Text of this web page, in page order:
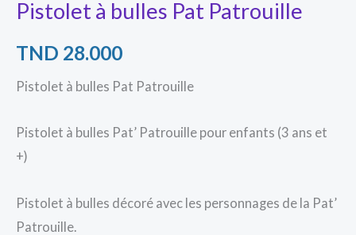
Pistolet à bulles Pat Patrouille
TND 28.000
Pistolet à bulles Pat Patrouille
Pistolet à bulles Pat’ Patrouille pour enfants (3 ans et
+)
Pistolet à bulles décoré avec les personnages de la Pat’
Patrouille.